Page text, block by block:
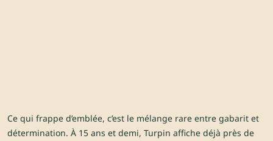
Ce qui frappe d’emblée, c’est le mélange rare entre gabarit et
détermination. À 15 ans et demi, Turpin affiche déjà près de